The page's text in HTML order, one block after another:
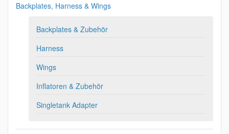
Backplates, Harness & Wings
Backplates & Zubehör
Harness
Wings
Inflatoren & Zubehör
Singletank Adapter